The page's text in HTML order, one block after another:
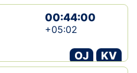
00:44:00
+05:02
OJ
KV